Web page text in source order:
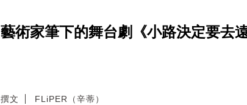
藝術家筆下的舞台劇《小路決定要去
撰文 FLiPER（辛蒂）